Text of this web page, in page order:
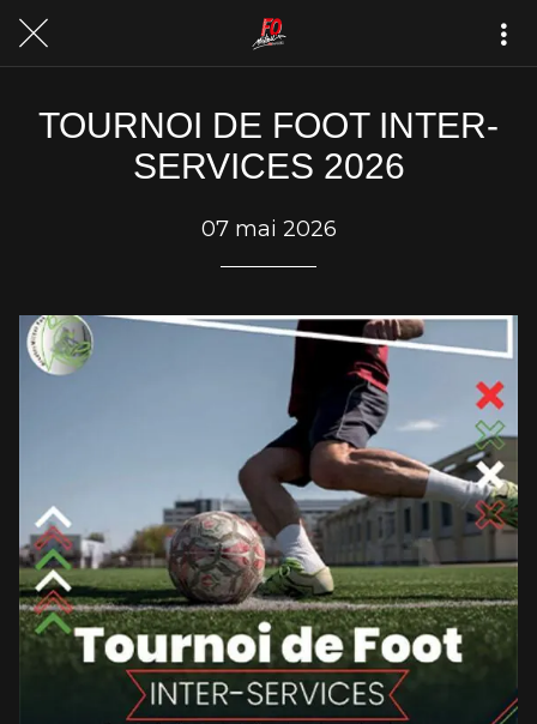
TOURNOI DE FOOT INTER-
SERVICES 2026
07 mai 2026